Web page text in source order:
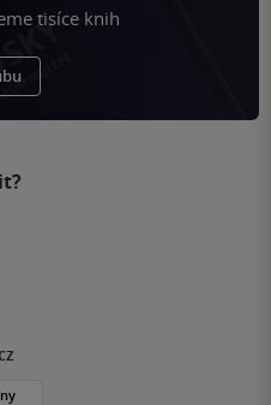
tisíce knih